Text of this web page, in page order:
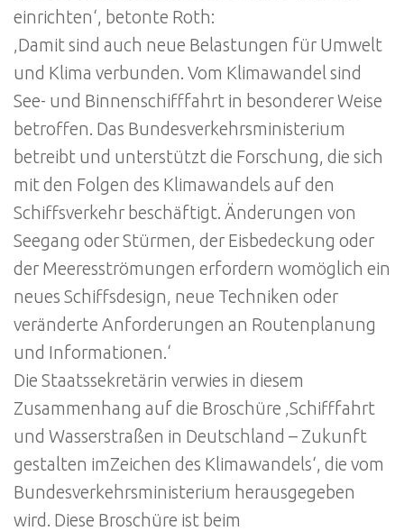
einrichten‘, betonte Roth:
‚Damit sind auch neue Belastungen für Umwelt
und Klima verbunden. Vom Klimawandel sind
See- und Binnenschifffahrt in besonderer Weise
betroffen. Das Bundesverkehrsministerium
betreibt und unterstützt die Forschung, die sich
mit den Folgen des Klimawandels auf den
Schiffsverkehr beschäftigt. Änderungen von
Seegang oder Stürmen, der Eisbedeckung oder
der Meeresströmungen erfordern womöglich ein
neues Schiffsdesign, neue Techniken oder
veränderte Anforderungen an Routenplanung
und Informationen.‘
Die Staatssekretärin verwies in diesem
Zusammenhang auf die Broschüre ‚Schifffahrt
und Wasserstraßen in Deutschland – Zukunft
gestalten imZeichen des Klimawandels‘, die vom
Bundesverkehrsministerium herausgegeben
wird. Diese Broschüre ist beim